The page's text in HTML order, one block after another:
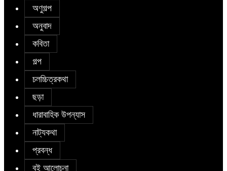
১০
অণুগল্প
অনুবাদ
কবিতা
গল্প
চলচ্চিত্রকথা
ছড়া
ধারাবাহিক উপন্যাস
নাট্যকথা
প্রবন্ধ
বই আলোচনা